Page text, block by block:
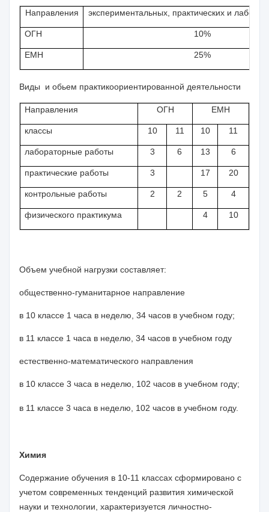
Направления экспериментальных, практических и
ОГН 10%
ЕМН 25%
Виды и обьем практикоориентированной деятельности
Направления ОГН ЕМН
классы 10 11 10 11
лабораторные работы 3 6 13 6
практические работы 3 17 20
контрольные работы 2 2 5 4
физического практикума 4 10
Объем учебной нагрузки составляет:
общественно-гуманитарное направление
в 10 классе 1 часа в неделю, 34 часов в учебном году;
в 11 классе 1 часа в неделю, 34 часов в учебном году
естественно-математического направления
в 10 классе 3 часа в неделю, 102 часов в учебном году;
в 11 классе 3 часа в неделю, 102 часов в учебном году.
Химия
Содержание обучения в 10-11 классах сформировано с
учетом современных тенденций развития химической
науки и технологии характеризуется личностно-